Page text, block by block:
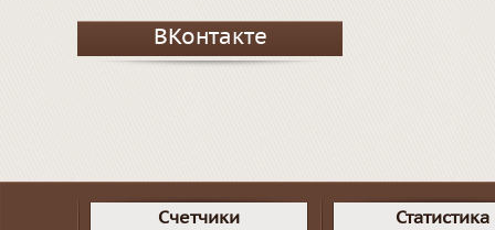
ВКонтакте
Счетчики Статистика